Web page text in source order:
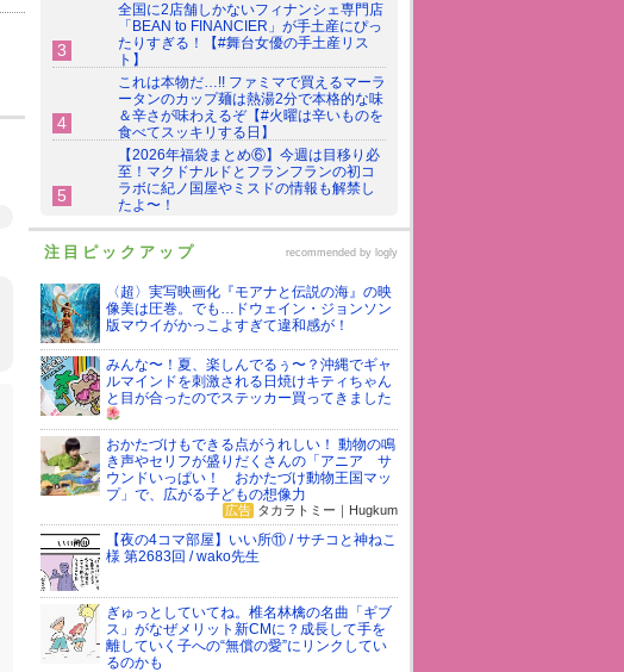
全国に2店舗しかないフィナンシェ専門店
「BEAN to FINANCIER」が手土産にぴっ
たりすぎる！【#舞台女優の手土産リス
ト】
これは本物だ…!! ファミマで買えるマーラ
ータンのカップ麺は熱湯2分で本格的な味
＆辛さが味わえるぞ【#火曜は辛いものを
食べてスッキリする日】
【2026年福袋まとめ⑥】今週は目移り必
至！マクドナルドとフランフランの初コ
ラボに紀ノ国屋やミスドの情報も解禁し
たよ〜！
注目ピックアップ
〈超〉実写映画化『モアナと伝説の海』の映
像美は圧巻。でも…ドウェイン・ジョンソン
版マウイがかっこよすぎて違和感が！
みんな〜！夏、楽しんでるぅ〜？沖縄でギャ
ルマインドを刺激される日焼けキティちゃん
と目が合ったのでステッカー買ってきました
おかたづけもできる点がうれしい！ 動物の鳴
き声やセリフが盛りだくさんの「アニア サ
ウンドいっぱい！ おかたづけ動物王国マッ
プ」で、広がる子どもの想像力
広告タカラトミー｜Hugkum
【夜の4コマ部屋】いい所⑪ / サチコと神ねこ
様 第2683回 / wako先生
ぎゅっとしていてね。椎名林檎の名曲「ギブ
ス」がなぜメリット新CMに？成長して手を
離していく子への“無償の愛”にリンクしてい
るのかも
recommended by logly